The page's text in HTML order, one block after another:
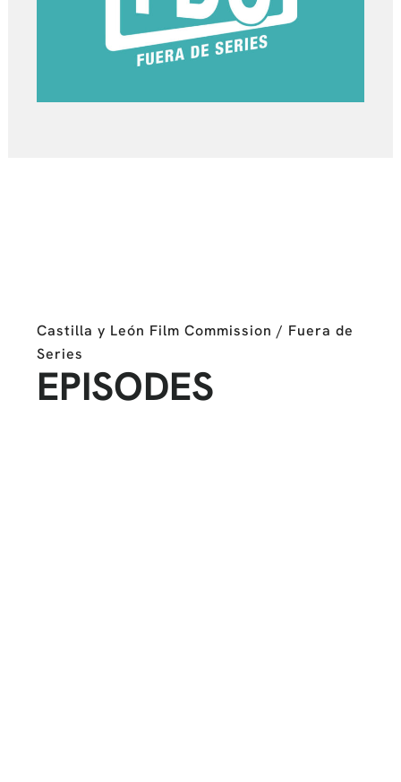
Castilla y León Film Commission / Fuera de
Series
EPISODES